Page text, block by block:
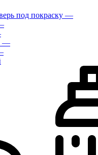
под покраску —
—